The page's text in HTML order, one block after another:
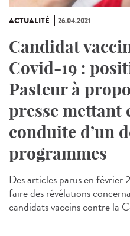
ACTUALITÉ 26.04.2021
Candidat
Covid-19 :
Pasteur à
presse mettant
conduite d’un
programmes
Des articles parus en février
faire des révélations
candidats vaccins contre la